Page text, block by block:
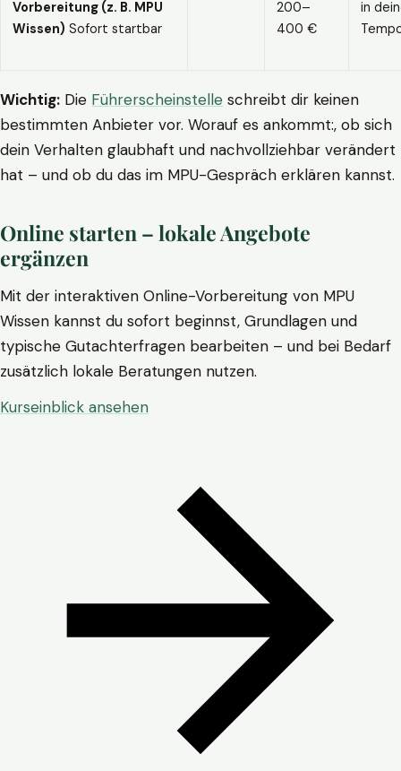
Vorbereitung (z. B. MPU
Wissen) Sofort startbar
200–
400 €
in
Wichtig: Die Führerscheinstelle schreibt dir keinen
bestimmten Anbieter vor. Worauf es ankommt:, ob sich
dein Verhalten glaubhaft und nachvollziehbar verändert
hat – und ob du das im MPU-Gespräch erklären kannst.
Online starten – lokale Angebote
ergänzen
Mit der interaktiven Online-Vorbereitung von MPU
Wissen kannst du sofort beginnst, Grundlagen und
typische Gutachterfragen bearbeiten – und bei Bedarf
zusätzlich lokale Beratungen nutzen.
Kurseinblick ansehen